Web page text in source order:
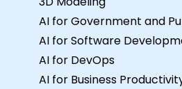
AI for Government and
AI for Software
AI for DevOps
AI for Business